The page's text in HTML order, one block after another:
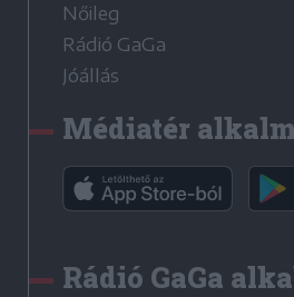
Nőileg
Rádió GaGa
Jóállás
Médiatér
Rádió GaGa